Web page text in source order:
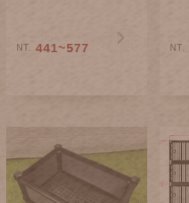
NT. 441~577 NT.